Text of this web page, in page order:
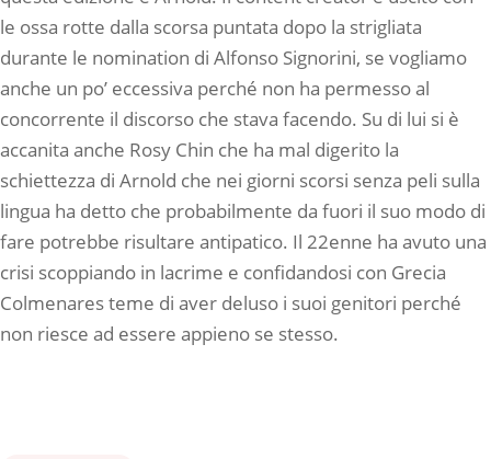
le ossa rotte dalla scorsa puntata dopo la strigliata
durante le nomination di Alfonso Signorini, se vogliamo
anche un po’ eccessiva perché non ha permesso al
concorrente il discorso che stava facendo. Su di lui si è
accanita anche Rosy Chin che ha mal digerito la
schiettezza di Arnold che nei giorni scorsi senza peli sulla
lingua ha detto che probabilmente da fuori il suo modo di
fare potrebbe risultare antipatico. Il 22enne ha avuto una
crisi scoppiando in lacrime e confidandosi con Grecia
Colmenares teme di aver deluso i suoi genitori perché
non riesce ad essere appieno se stesso.